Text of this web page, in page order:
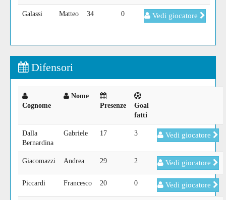
Galassi Matteo 34 0 Vedi giocatore
Difensori
Cognome
Nome
Presenze
Goal
fatti
Dalla
Bernardina
Gabriele 17 3 Vedi giocatore
Giacomazzi Andrea 29 2 Vedi giocatore
Piccardi Francesco 20 0 Vedi giocatore